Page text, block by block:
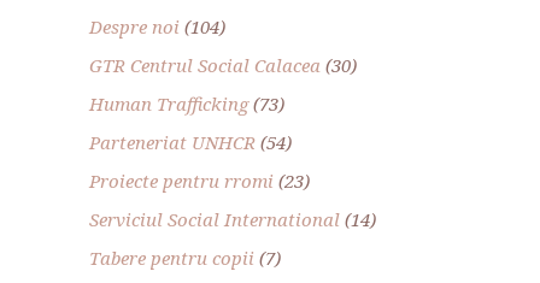
Despre noi (104)
GTR Centrul Social Calacea (30)
Human Trafficking(73)
Parteneriat UNHCR (54)
Proiecte pentru rromi (23)
Serviciul Social International (14)
Tabere pentru copii (7)